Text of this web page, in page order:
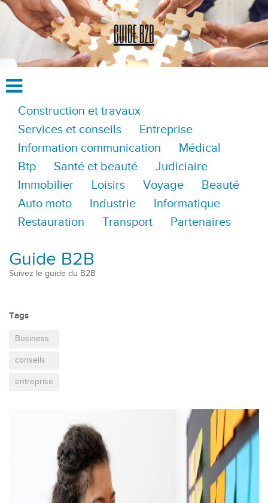
Construction et travaux
Services et conseils
Entreprise
Information communication
Médical
Btp
Santé et beauté
Judiciaire
Immobilier
Loisirs Voyage
Beauté
Auto moto
Industrie
Informatique
Restauration
Transport Partenaires
Guide B2B
Suivez le guide du B2B
Tags
Business
conseils
entreprise